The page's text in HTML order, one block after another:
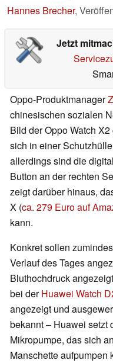
Hannes Brecher,
Jetzt
Oppo-Produktmanager
chinesischen sozialen
Bild der Oppo Watch
sich in einer
allerdings sind die
Button an der rechten
zeigt darüber hinaus,
X (ca. 279 Euro auf
kann.
Konkret sollen
Verlauf des Tages
Bluthochdruck
bei derHuawei Watch
angezeigt und
bekannt – Huawei setzt
Mikropumpe, das sich
Manschette aufpumpen